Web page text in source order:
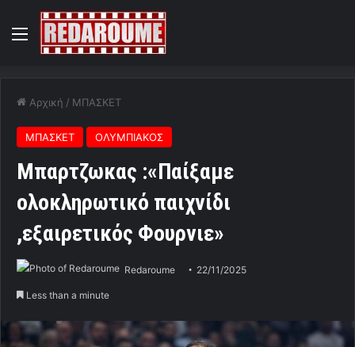
Menu
Αρχική / ΜΠΑΣΚΕΤ
ΜΠΑΣΚΕΤ ΟΛΥΜΠΙΑΚΟΣ
Μπαρτζωκας :«Παίξαμε
ολοκληρωτικό παιχνίδι
,εξαιρετικός Φουρνιε»
Redaroume 22/11/2025
Less than a minute